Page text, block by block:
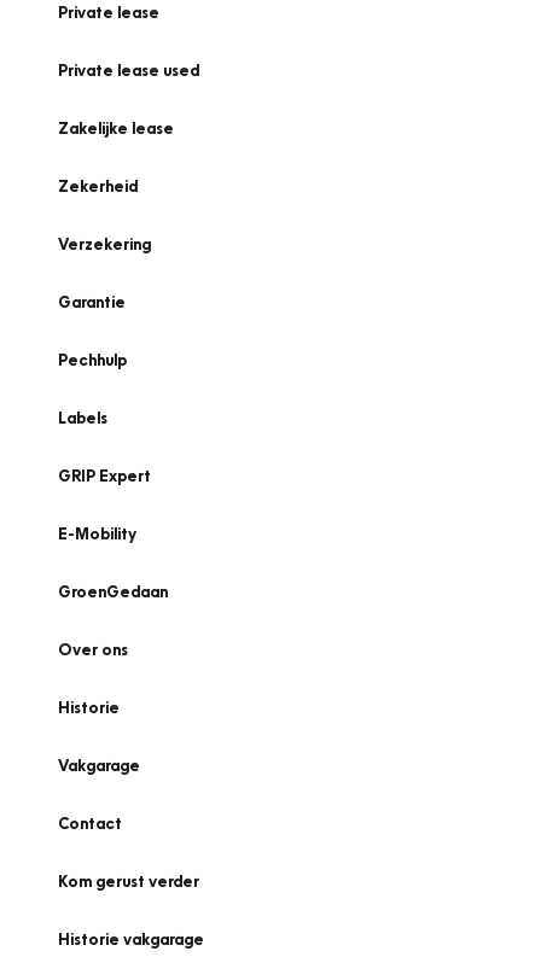
Private lease
Private lease used
Zakelijke lease
Zekerheid
Verzekering
Garantie
Pechhulp
Labels
GRIP Expert
E-Mobility
GroenGedaan
Over ons
Historie
Vakgarage
Contact
Kom gerust verder
Historie vakgarage